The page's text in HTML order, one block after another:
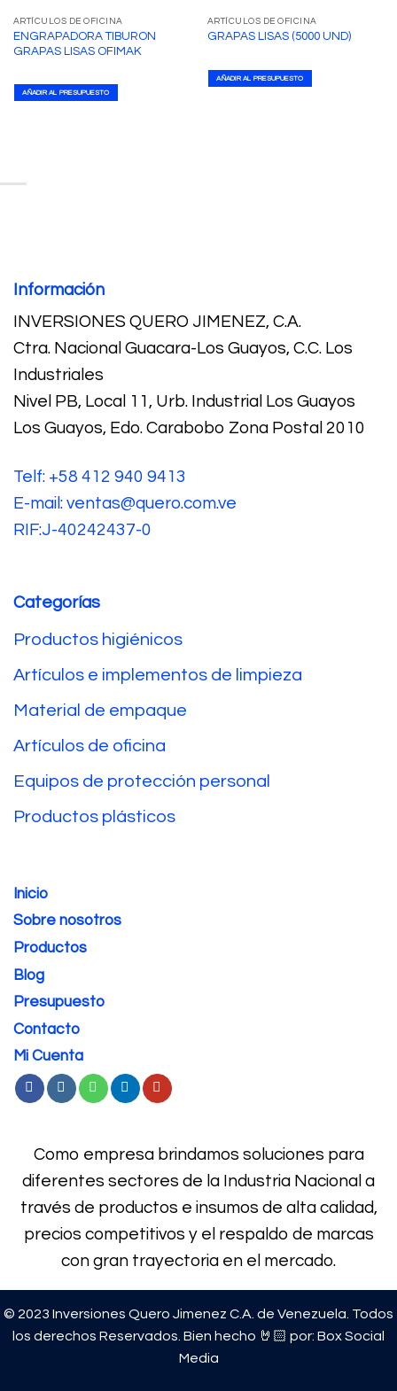
ARTÍCULOS DE OFICINA
ENGRAPADORA TIBURON
GRAPAS LISAS OFIMAK
AÑADIR AL PRESUPUESTO
ARTÍCULOS DE OFICINA
GRAPAS LISAS (5000 UND)
AÑADIR AL PRESUPUESTO
Información
INVERSIONES QUERO JIMENEZ, C.A.
Ctra. Nacional Guacara-Los Guayos, C.C. Los
Industriales
Nivel PB, Local 11, Urb. Industrial Los Guayos
Los Guayos, Edo. Carabobo Zona Postal 2010
Telf: +58 412 940 9413
E-mail: ventas@quero.com.ve
RIF:J-40242437-0
Categorías
Productos higiénicos
Artículos e implementos de limpieza
Material de empaque
Artículos de oficina
Equipos de protección personal
Productos plásticos
Inicio
Sobre nosotros
Productos
Blog
Presupuesto
Contacto
Mi Cuenta
Como empresa brindamos soluciones para
diferentes sectores de la Industria Nacional a
través de productos e insumos de alta calidad,
precios competitivos y el respaldo de marcas
con gran trayectoria en el mercado.
© 2023 Inversiones Quero Jimenez C.A. de Venezuela. Todos
los derechos Reservados. Bien hecho 🤘🏻 por: Box Social
Media